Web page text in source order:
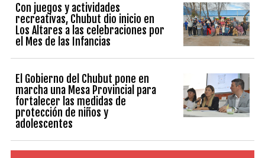
Con juegos y actividades
recreativas, Chubut dio inicio en
Los Altares a las celebraciones por
el Mes de las Infancias
El Gobierno del Chubut pone en
marcha una Mesa Provincial para
fortalecer las medidas de
protección de niños y
adolescentes